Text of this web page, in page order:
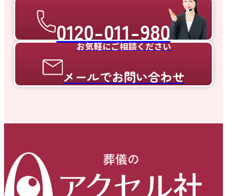
0120-011-980
お気軽にご相談ください
メールでお問い合わせ